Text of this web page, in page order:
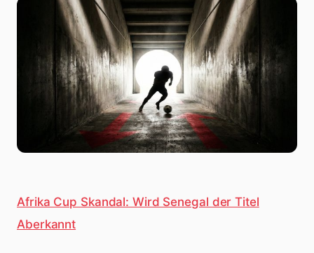
Afrika Cup Skandal: Wird Senegal der Titel
Aberkannt